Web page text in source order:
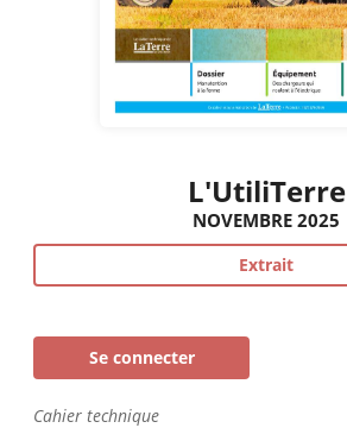
L'UtiliTerre
NOVEMBRE 2025
Extrait
Se connecter
Cahier technique